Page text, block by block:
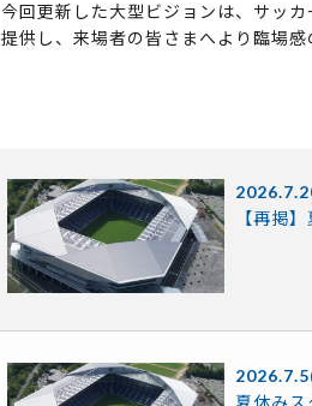
今回更新した大型ビジョンは、サッ
提供し、来場者の皆さまへより臨場
【再掲